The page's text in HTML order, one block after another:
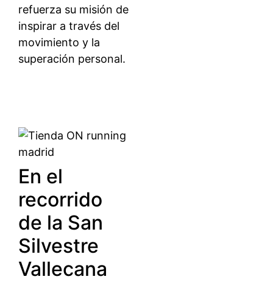
refuerza su misión de
inspirar a través del
movimiento y la
superación personal.
En el
recorrido
de la San
Silvestre
Vallecana